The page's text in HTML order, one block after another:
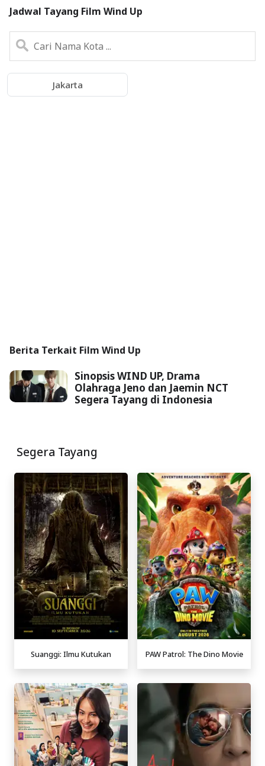
Jadwal Tayang Film Wind Up
Jakarta
Berita Terkait Film Wind Up
Sinopsis WIND UP, Drama
Olahraga Jeno dan Jaemin NCT
Segera Tayang di Indonesia
Segera Tayang
Suanggi: Ilmu Kutukan PAW Patrol: The Dino Movie